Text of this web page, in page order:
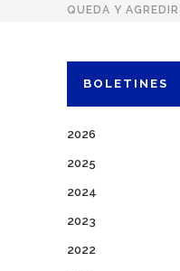
QUEDA Y
BOLETINES
2026
2025
2024
2023
2022